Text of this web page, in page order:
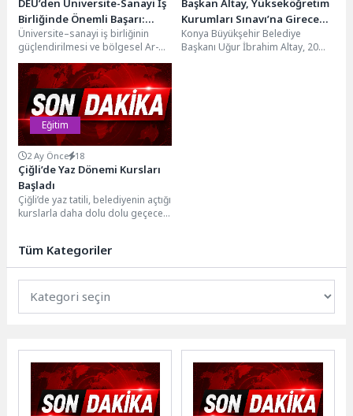
DEÜ’den Üniversite-Sanayi İş
Birliğinde Önemli Başarı:
Rektör Prof. Dr. Bayram
Yılmaz’a ‘Üstün Hizmet Onur
Ödülü’
Üniversite–sanayi iş birliğinin
güçlendirilmesi ve bölgesel Ar-Ge
kapasitesinin artırılması amacıyla
Ege Bölgesi Sanayi Odası ev...
Başkan Altay, Yükseköğretim
Kurumları Sınavı’na Girecek
Tüm Gençlere Başarılar Diledi
Konya Büyükşehir Belediye
Başkanı Uğur İbrahim Altay, 20
Eğitim
2 Ay Önce 18
Çiğli’de Yaz Dönemi Kursları
Başladı
Çiğli’de yaz tatili, belediyenin açtığı
kurslarla daha dolu dolu geçecek.
Tüm Kategoriler